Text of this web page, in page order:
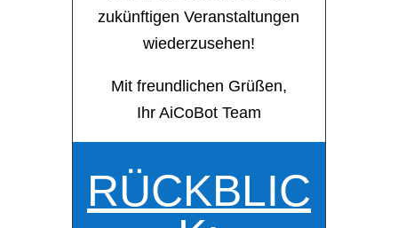
zukünftigen Veranstaltungen
wiederzusehen!
Mit freundlichen Grüßen,
Ihr AiCoBot Team
RÜCKBLIC